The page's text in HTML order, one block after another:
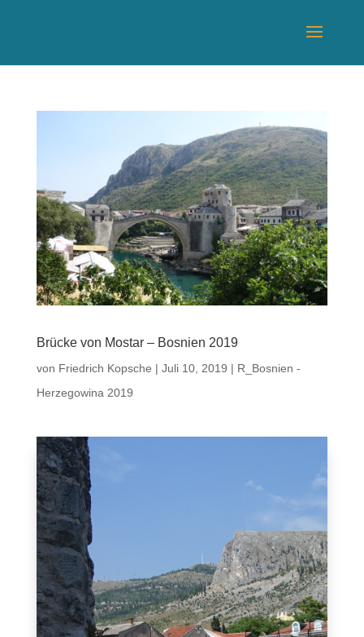
Brücke von Mostar – Bosnien 2019
von Friedrich Kopsche | Juli 10, 2019 | R_Bosnien -
Herzegowina 2019